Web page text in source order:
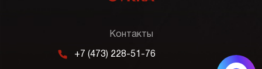
Контакты
m +7 (473) 228-51-76